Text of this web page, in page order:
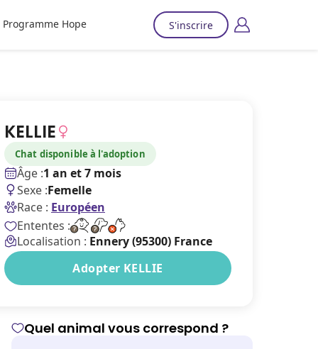
Programme Hope S'inscrire
KELLIE
Chat disponible à l'adoption
Âge :1 an et 7 mois
Sexe :Femelle
Race : Européen
Ententes :
Localisation : Ennery (95300) France
Adopter KELLIE
Quel animal vous correspond ?